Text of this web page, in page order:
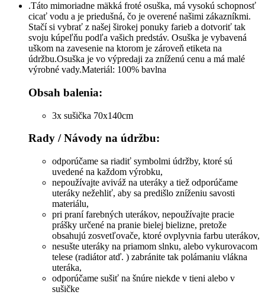
.Táto mimoriadne mäkká froté osuška, má vysokú schopnosť
cicať vodu a je priedušná, čo je overené našimi zákazníkmi.
Stačí si vybrať z našej širokej ponuky farieb a dotvoriť tak
svoju kúpeľňu podľa vašich predstáv. Osuška je vybavená
uškom na zavesenie na ktorom je zároveň etiketa na
údržbu.Osuška je vo výpredaji za zníženú cenu a má malé
výrobné vady.Materiál: 100% bavlna
Obsah balenia:
3x sušička 70x140cm
Rady / Návody na údržbu:
odporúčame sa riadiť symbolmi údržby, ktoré sú
uvedené na každom výrobku,
nepoužívajte aviváž na uteráky a tiež odporúčame
uteráky nežehliť, aby sa predišlo zníženiu savosti
materiálu,
pri praní farebných uterákov, nepoužívajte pracie
prášky určené na pranie bielej bielizne, pretože
obsahujú zosvetľovače, ktoré ovplyvnia farbu uterákov,
nesušte uteráky na priamom slnku, alebo vykurovacom
telese (radiátor atď. ) zabránite tak polámaniu vlákna
uteráka,
odporúčame sušiť na šnúre niekde v tieni alebo v
sušičke